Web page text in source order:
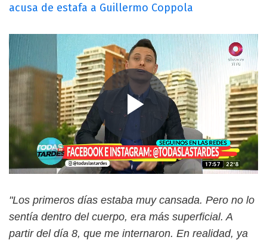
acusa de estafa a Guillermo Coppola
"Los primeros días estaba muy cansada. Pero no lo
sentía dentro del cuerpo, era más superficial. A
partir del día 8, que me internaron. En realidad, ya